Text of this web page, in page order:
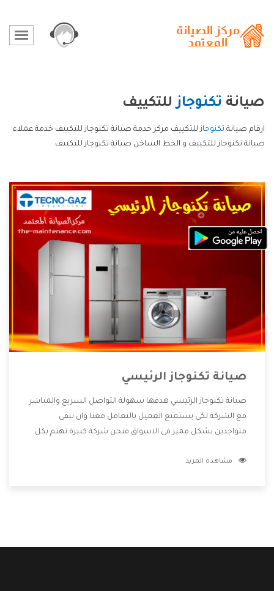
صيانة تكنوجازللتكييف
ارقام صيانة تكنوجازللتكييف مركز خدمة صيانة تكنوجاز للتكييف خدمة عملاء
صيانة تكنوجاز للتكييف و الخط الساخن صيانة تكنوجاز للتكييف.
صيانة تكنوجاز الرئيسي
صيانة تكنوجاز الرئيسي هدفها سهولة التواصل السريع والمباشر
مع الشركة لكى يستمتع العميل بالتعامل معنا وان نبقى
متواجدين بشكل مميز فى الاسواق فنحن شركة كبيرة نهتم بكل
الشركة بها والتى تكون منها خدمة الصيانة التى تكون من أهم
مشاهدة المزيد